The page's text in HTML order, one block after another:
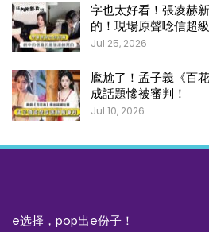
字也太好看！張凌赫
的！現場原聲唸信超
Jul 25, 2026
尷尬了！孟子義《百
成話題慘被審判！
Jul 10, 2026
e选择，pop出e份子！